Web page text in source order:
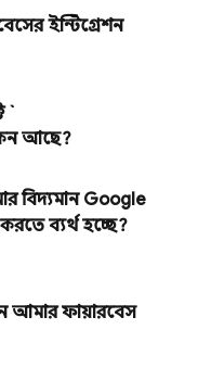
ইন্টিগ্রেশন
`
আছে?
বিদ্যমান Google
ব্যর্থ হচ্ছে?
আমার ফায়ারবেস